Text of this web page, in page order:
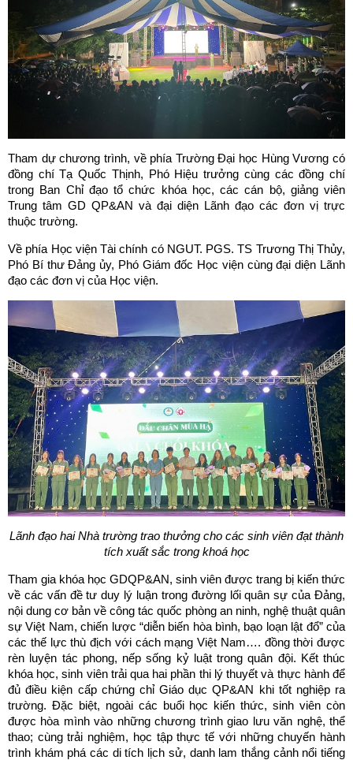
Tham dự chương trình, về phía Trường Đại học Hùng Vương có
đồng chí Tạ Quốc Thịnh, Phó Hiệu trưởng cùng các đồng chí
trong Ban Chỉ đạo tổ chức khóa học, các cán bộ, giảng viên
Trung tâm GD QP&AN và đại diện Lãnh đạo các đơn vị trực
thuộc trường.
Về phía Học viện Tài chính có NGUT. PGS. TS Trương Thị Thủy,
Phó Bí thư Đảng ủy, Phó Giám đốc Học viện cùng đại diện Lãnh
đạo các đơn vị của Học viện.
Lãnh đạo hai Nhà trường trao thưởng cho các sinh viên đạt thành
tích xuất sắc trong khoá học
Tham gia khóa học GDQP&AN, sinh viên được trang bị kiến thức
về các vấn đề tư duy lý luận trong đường lối quân sự của Đảng,
nội dung cơ bản về công tác quốc phòng an ninh, nghệ thuật quân
sự Việt Nam, chiến lược “diễn biến hòa bình, bạo loạn lật đổ” của
các thế lực thù địch với cách mạng Việt Nam…. đồng thời được
rèn luyện tác phong, nếp sống kỷ luật trong quân đội. Kết thúc
khóa học, sinh viên trải qua hai phần thi lý thuyết và thực hành để
đủ điều kiện cấp chứng chỉ Giáo dục QP&AN khi tốt nghiệp ra
trường. Đặc biệt, ngoài các buổi học kiến thức, sinh viên còn
được hòa mình vào những chương trình giao lưu văn nghệ, thể
thao; cùng trải nghiệm, học tập thực tế với những chuyến hành
trình khám phá các di tích lịch sử, danh lam thắng cảnh nổi tiếng